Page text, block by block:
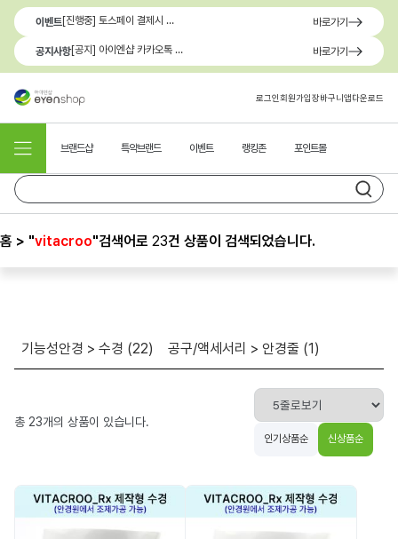
이벤트 [진행중] 토스페이 결제시 최대 1.3만원 혜택 바로가기
공지사항 [공지] 아이엔샵 카카오톡 1:1 문의 채널 이용 안내 바로가기
로그인회원가입장바구니앱다운로드
브랜드샵 특약브랜드 이벤트 랭킹존 포인트몰
홈 > "vitacroo"검색어로 23건 상품이 검색되었습니다.
기능성안경 > 수경 (22) 공구/액세서리 > 안경줄 (1)
총 23개의 상품이 있습니다.
인기상품순 신상품순